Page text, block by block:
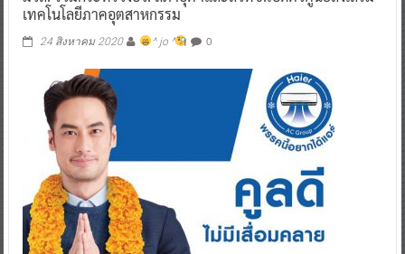
เทคโนโลยีภาคอุตสาหกรรม
24 สิงหาคม 2020 ^ jo ^ 0